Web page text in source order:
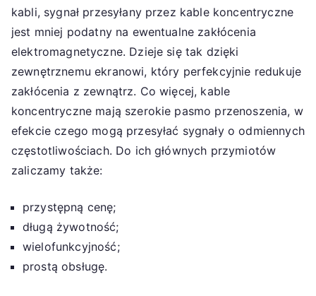
kabli, sygnał przesyłany przez kable koncentryczne
jest mniej podatny na ewentualne zakłócenia
elektromagnetyczne. Dzieje się tak dzięki
zewnętrznemu ekranowi, który perfekcyjnie redukuje
zakłócenia z zewnątrz. Co więcej, kable
koncentryczne mają szerokie pasmo przenoszenia, w
efekcie czego mogą przesyłać sygnały o odmiennych
częstotliwościach. Do ich głównych przymiotów
zaliczamy także:
przystępną cenę;
długą żywotność;
wielofunkcyjność;
prostą obsługę.